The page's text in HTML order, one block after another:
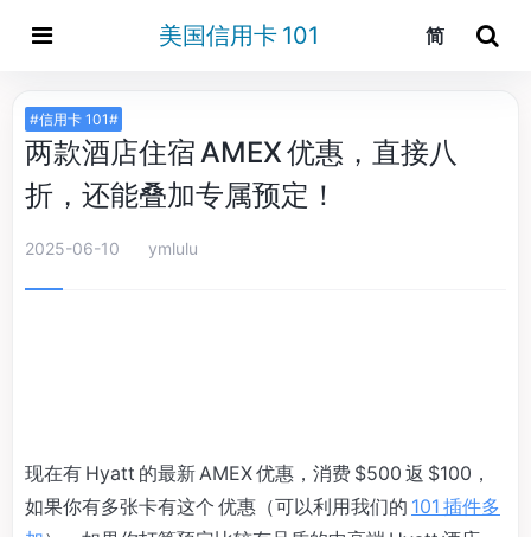
美国信用卡 101 简
#信用卡 101#
两款酒店住宿 AMEX 优惠，直接八
折，还能叠加专属预定！
2025-06-10 ymlulu
现在有 Hyatt 的最新 AMEX 优惠，消费 $500 返 $100，
如果你有多张卡有这个 优惠（可以利用我们的 101 插件多